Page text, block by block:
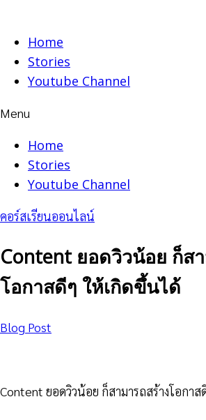
contentHome
Stories
Youtube Channel
Menu
Home
Stories
Youtube Channel
คอร์สเรียนออนไลน์
Content ยอดวิวน้อย ก็ส
โอกาสดีๆ ให้เกิดขึ้นได้
Blog Post
Content ยอดวิวน้อย ก็สามารถสร้างโอกา